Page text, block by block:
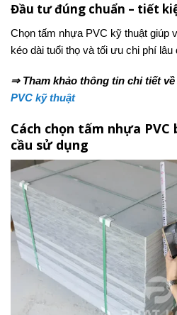
Đầu tư đúng chuẩn – tiết
Chọn tấm nhựa PVC kỹ thuật giúp
kéo dài tuổi thọ và tối ưu chi phí lâu
⇒ Tham khảo thông tin chi tiết
PVC kỹ thuật
Cách chọn tấm nhựa
cầu sử dụng